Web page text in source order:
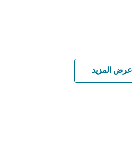
عرض المزيد